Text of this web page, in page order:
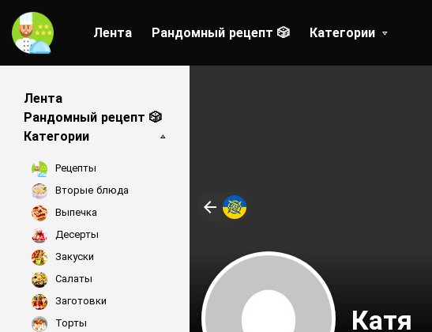
Лента Рандомный рецепт 🎲 Категории
Катя
Лента
Рандомный рецепт 🎲
Категории
Рецепты
Вторые блюда
Выпечка
Десерты
Закуски
Салаты
Заготовки
Торты